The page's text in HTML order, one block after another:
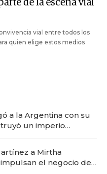
de la escena vial
vial entre todos los
quien elige estos medios
a la Argentina con su
un imperio
a Mirtha
el negocio del